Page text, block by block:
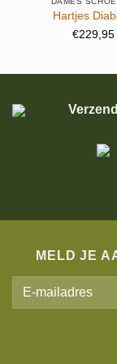
Hartjes
€229,95
MELD JE